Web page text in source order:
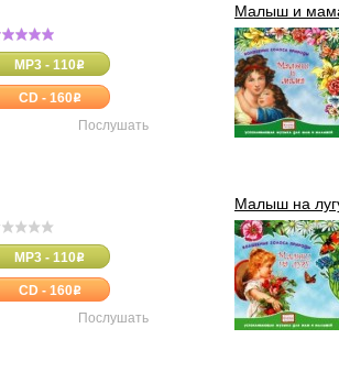
MP3 - 110o
CD - 160o
Послушать
Малыш и
MP3 - 110o
CD - 160o
Послушать
Малыш на